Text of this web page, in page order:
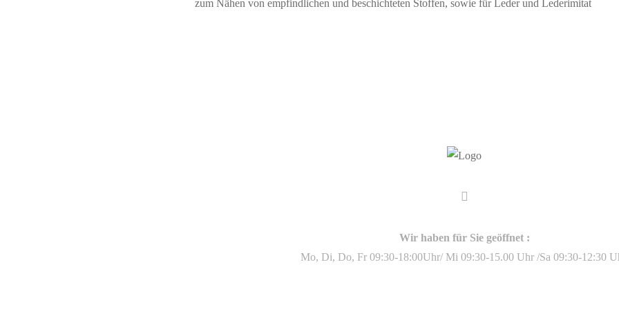
zum Nähen von empfindlichen und beschichteten Stoffen, sowie für Leder und Lederimitat
Wir haben für Sie geöffnet :
Mo, Di, Do, Fr 09:30-18:00Uhr/ Mi 09:30-15.00 Uhr /Sa 09:30-12:30